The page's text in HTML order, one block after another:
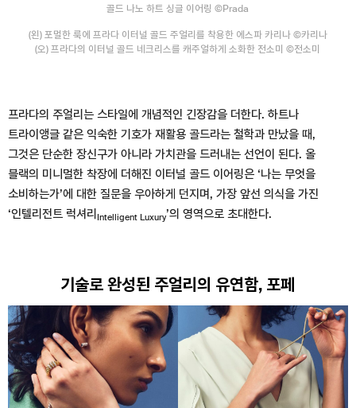
골드 나노 하트 싱글 이어링 ©Prada
(왼) 포멀한 룩에 프라다 이터널 골드 주얼리를 착용한 에스파 카리나 ©카리나
(오) 프라다의 이터널 골드 네크리스를 캐주얼하게 소화한 전소미 ©전소미
프라다의 주얼리는 스타일에 개념적인 긴장감을 더한다. 하트나
트라이앵글 같은 익숙한 기호가 재활용 골드라는 철학과 만났을 때,
그것은 단순한 장신구가 아니라 가치관을 드러내는 선언이 된다. 올
블랙의 미니멀한 착장에 더해진 이터널 골드 이어링은 ‘나는 무엇을
소비하는가’에 대한 질문을 우아하게 던지며, 가장 앞선 의식을 가진
‘인텔리전트 럭셔리 Intelligent Luxury’의 영역으로 초대한다.
기술로 완성된 주얼리의 유연함, 포페